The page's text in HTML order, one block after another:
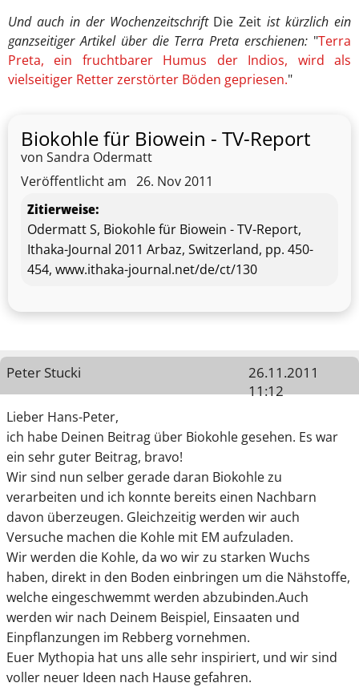
Und auch in der WochenzeitschriftDie Zeit ist kürzlich ein
ganzseitiger Artikel über die Terra Preta erschienen: "Terra
Preta, ein fruchtbarer Humus der Indios, wird als
vielseitiger Retter zerstörter Böden gepriesen."
Biokohle für Biowein - TV-Report
von Sandra Odermatt
Veröffentlicht am 26. Nov 2011
Zitierweise:
Odermatt S, Biokohle für Biowein - TV-Report,
Ithaka-Journal 2011 Arbaz, Switzerland, pp. 450-
454, www.ithaka-journal.net/de/ct/130
Peter Stucki
26.11.2011
11:12
Lieber Hans-Peter,
ich habe Deinen Beitrag über Biokohle gesehen. Es war
ein sehr guter Beitrag, bravo!
Wir sind nun selber gerade daran Biokohle zu
verarbeiten und ich konnte bereits einen Nachbarn
davon überzeugen. Gleichzeitig werden wir auch
Versuche machen die Kohle mit EM aufzuladen.
Wir werden die Kohle, da wo wir zu starken Wuchs
haben, direkt in den Boden einbringen um die Nähstoffe,
welche eingeschwemmt werden abzubinden.Auch
werden wir nach Deinem Beispiel, Einsaaten und
Einpflanzungen im Rebberg vornehmen.
Euer Mythopia hat uns alle sehr inspiriert, und wir sind
voller neuer Ideen nach Hause gefahren.